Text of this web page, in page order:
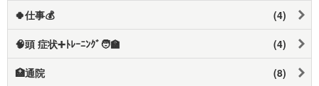
🍀仕事💰 (4)
🧠頭 症状➕️ﾄﾚｰﾆﾝｸﾞ🧑‍🏫 (4)
🏥通院 (8)